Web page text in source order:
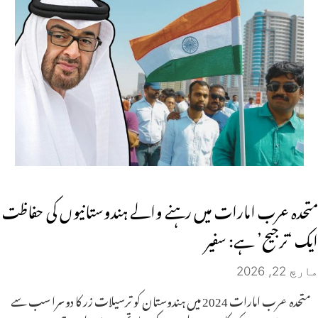
متحدہ عرب امارات میں رہنے والے ہندوستانیوں کی حفاظت
ایک ‘ترجیح’ ہے: سفیر
مارچ 22, 2026
متحدہ عرب امارات 2024 میں ہندوستان کو ترسیلات زر کا دوسرا سب سے